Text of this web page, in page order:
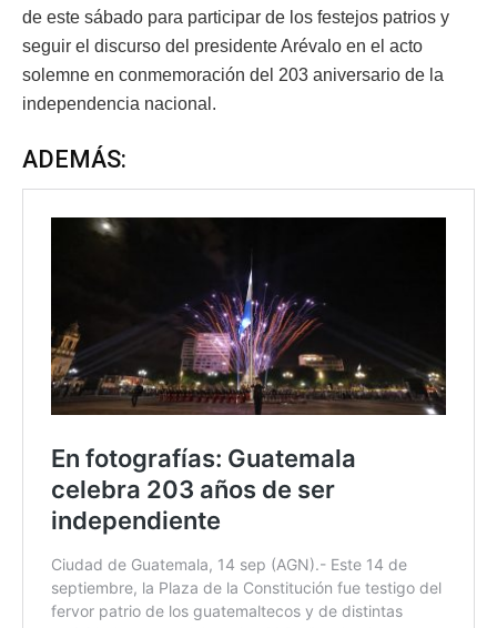
de este sábado para participar de los festejos patrios y
seguir el discurso del presidente Arévalo en el acto
solemne en conmemoración del 203 aniversario de la
independencia nacional.
ADEMÁS: